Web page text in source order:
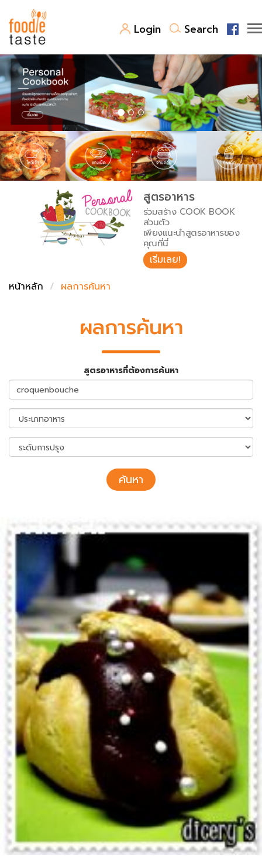
Login Search
สูตรอาหาร
สูตรอาหารล่าสุด
Top Foodie
พาไปชิม
สารพันก้นครัว
เคล็ดลับน่ารู้
เปรียบเทียบหน่วยการตวง
เปรียบเทียบอุณหภูมิ
เปรียบเทียบน้ำหนักวัตถุดิบ
FoodPedia
สร้าง Cookbook
สูตรอาหาร
ร่วมสร้าง COOK BOOK
ส่วนตัว
เพียงแนะนำสูตรอาหารของ
คุณที่นี่
เริ่มเลย!
หน้าหลัก
ผลการค้นหา
ผลการค้นหา
สูตรอาหารที่ต้องการค้นหา
ค้นหา